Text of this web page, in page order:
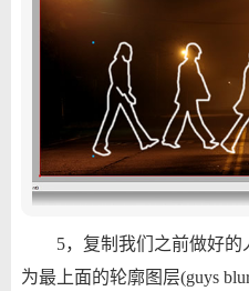
5，复制我们之前做好的
为最上面的轮廓图层(guys